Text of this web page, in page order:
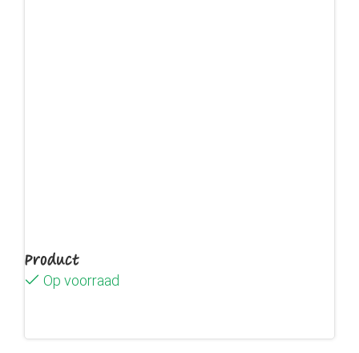
Product
Op voorraad